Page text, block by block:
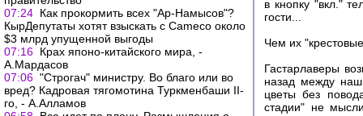
07:24 Как прокормить всех "Ар-Намысов"?
КырДепутаты хотят взыскать с Cameco около
$3 млрд упущенной выгоды
07:16 Крах японо-китайского мира, -
А.Мардасов
07:06 "Строгач" министру. Во благо или во
вред? Кадровая тягомотина Туркменбаши II-
го, - А.Алламов
в кнопку "вкл."
гости...
Чем их
Гастарлаверы
назад между
цветы без
стадии" не